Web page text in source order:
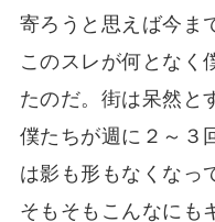
寄ろうと思えば今ま
このスレが何となく
たのだ。街は呆然と
僕たちが週に２～３
は影も形もなくなっ
そもそもこんなにも